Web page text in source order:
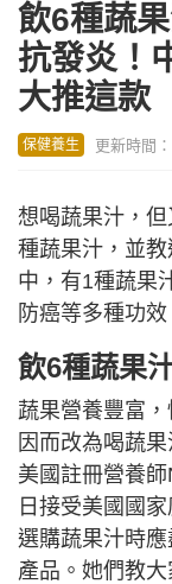
飲6種蔬
抗發炎！
大推這款
保健養生 更新時間
想喝蔬果汁，
種蔬果汁，並
中，有1種蔬果
防癌等多種功
飲6種蔬果
蔬果營養豐富
因而改為喝蔬
美國註冊營養
日接受美國國
選購蔬果汁時
產品。她們教